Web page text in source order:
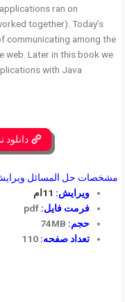
ran on
together). Today’s
communicating among the
web. Later in this book we
with Java.
مشخصات حل المسائل
ویرایش: 11ام
فرمت فایل: pdf
حجم:
تعداد صفحه: 110